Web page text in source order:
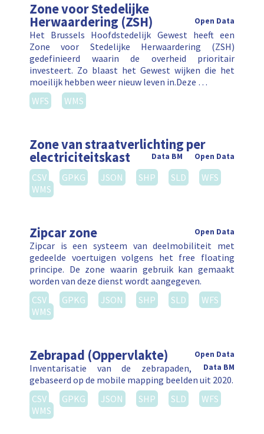
Zone voor Stedelijke
Herwaardering (ZSH) Open Data
Het Brussels Hoofdstedelijk Gewest heeft een
Zone voor Stedelijke Herwaardering (ZSH)
gedefinieerd waarin de overheid prioritair
investeert. Zo blaast het Gewest wijken die het
moeilijk hebben weer nieuw leven in.Deze …
WFS
WMS
Zone van straatverlichting per
electriciteitskast Open Data
Data BM
CSV GPKG JSON SHP SLD
WFS
WMS
Zipcar zone Open Data
Zipcar is een systeem van deelmobiliteit met
gedeelde voertuigen volgens het free floating
principe. De zone waarin gebruik kan gemaakt
worden van deze dienst wordt aangegeven.
CSV
GPKG JSON SHP SLD
WFS
WMS
Zebrapad (Oppervlakte)
Open Data
Data BM
Inventarisatie van de zebrapaden,
gebaseerd op de mobile mapping beelden uit 2020.
CSV
GPKG JSON SHP SLD
WFS
WMS